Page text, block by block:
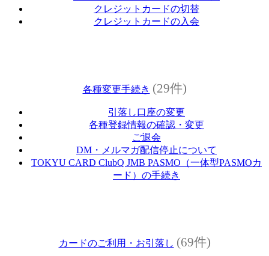
クレジットカードの切替
クレジットカードの入会
各種変更手続き (29件)
引落し口座の変更
各種登録情報の確認・変更
ご退会
DM・メルマガ配信停止について
TOKYU CARD ClubQ JMB PASMO（一体型PASMOカ
ード）の手続き
カードのご利用・お引落し (69件)